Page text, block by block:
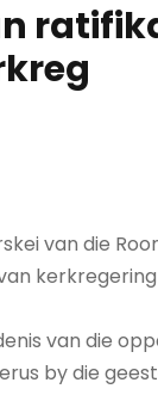
van die
kerkregering
van die
by die